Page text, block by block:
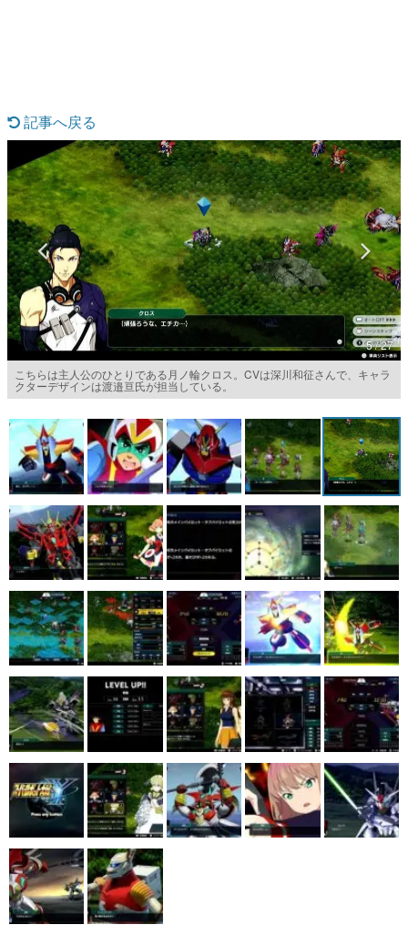
なんでゲームは面白い？
ゲーム開発者・hamatsu氏がゲームの魅力を画面や操作の
具体的な形から解き明かしていく、硬派で骨太な評論連載
です。
ゲームが変えた日本語
「経験値」「裏技」「ラスボス」… ゲームにまつわる言葉
の起源や用法の変遷を、コンピューター文化史研究家・タ
イニーP氏が徹底調査。
カテゴリ
特集記事
女性向け
アプリレビュー
その他
電ファミニコゲーマーとは？
運営：株式会社マレ
記事へ戻る
5 / 27
こちらは主人公のひとりである月ノ輪クロス。CVは深川和征さんで、キャラ
クターデザインは渡邉亘氏が担当している。